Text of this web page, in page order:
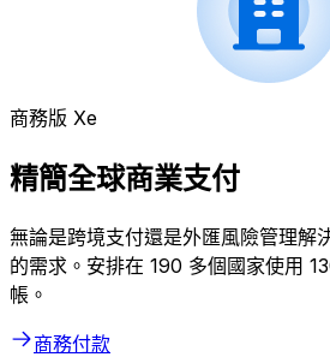
商務版 Xe
精簡全球商業支付
無論是跨境支付還是外匯風險管理解
的需求。安排在 190 多個國家使用
帳。
商務付款